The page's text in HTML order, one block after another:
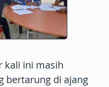
kali ini masih
bertarung di ajang